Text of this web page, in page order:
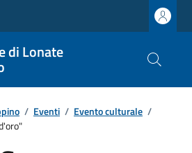
di Lonate
/ Eventi / Evento culturale /